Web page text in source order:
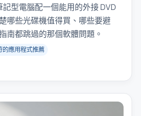
記型電腦配一個能用的外接 DVD
哪些光碟機值得買、哪些要避
南都跳過的那個軟體問題。
的應用程式推薦